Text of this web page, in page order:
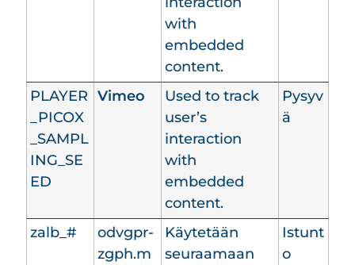
with
embedded
content.
PLAYER
_PICOX
_SAMPL
ING_SE
ED
Vimeo
Used to track
user’s
interaction
with
embedded
content.
Pysyv
ä
zalb_#
odvgpr-
zgph.m
Käytetään
seuraamaan
Istunt
o